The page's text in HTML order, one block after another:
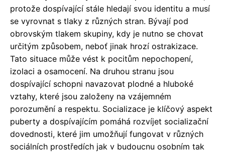
protože dospívající stále hledají svou identitu a musí
se vyrovnat s tlaky z různých stran. Bývají pod
obrovským tlakem skupiny, kdy je nutno se chovat
určitým způsobem, neboť jinak hrozí ostrakizace.
Tato situace může vést k pocitům nepochopení,
izolaci a osamocení. Na druhou stranu jsou
dospívající schopni navazovat plodné a hluboké
vztahy, které jsou založeny na vzájemném
porozumění a respektu. Socializace je klíčový aspekt
puberty a dospívajícím pomáhá rozvíjet socializační
dovednosti, které jim umožňují fungovat v různých
sociálních prostředích jak v budoucnu osobním tak